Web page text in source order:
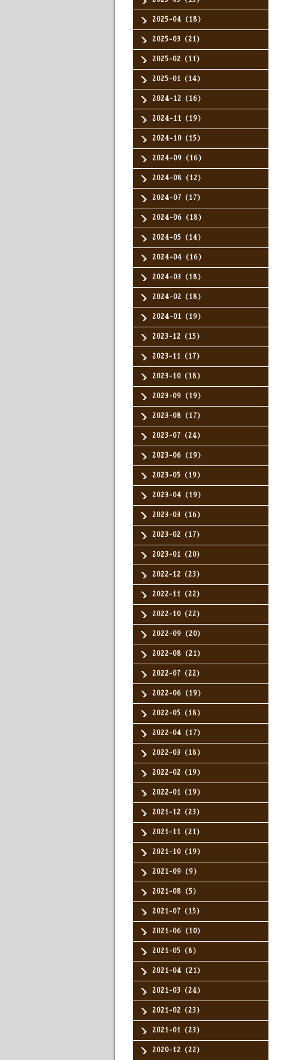
2025-04（18）
2025-03（21）
2025-02（11）
2025-01（14）
2024-12（16）
2024-11（19）
2024-10（15）
2024-09（16）
2024-08（12）
2024-07（17）
2024-06（18）
2024-05（14）
2024-04（16）
2024-03（18）
2024-02（18）
2024-01（19）
2023-12（15）
2023-11（17）
2023-10（18）
2023-09（19）
2023-08（17）
2023-07（24）
2023-06（19）
2023-05（19）
2023-04（19）
2023-03（16）
2023-02（17）
2023-01（20）
2022-12（23）
2022-11（22）
2022-10（22）
2022-09（20）
2022-08（21）
2022-07（22）
2022-06（19）
2022-05（18）
2022-04（17）
2022-03（18）
2022-02（19）
2022-01（19）
2021-12（23）
2021-11（21）
2021-10（19）
2021-09（9）
2021-08（5）
2021-07（15）
2021-06（10）
2021-05（8）
2021-04（21）
2021-03（24）
2021-02（23）
2021-01（23）
2020-12（22）